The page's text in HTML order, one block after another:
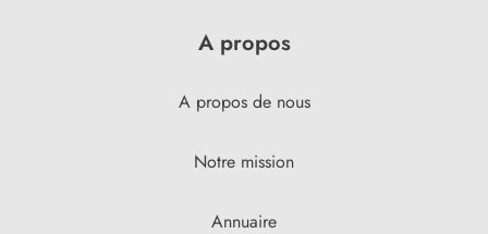
A propos
A propos de nous
Notre mission
Annuaire